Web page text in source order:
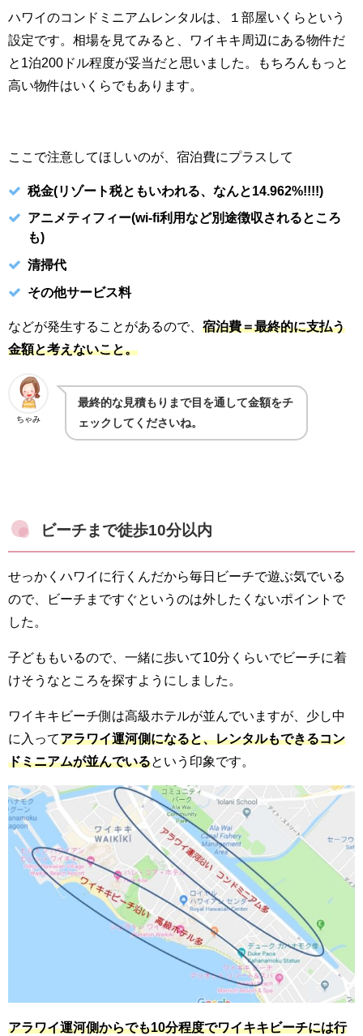
ハワイのコンドミニアムレンタルは、１部屋いくらという
設定です。相場を見てみると、ワイキキ周辺にある物件だ
と1泊200ドル程度が妥当だと思いました。もちろんもっと
高い物件はいくらでもあります。
ここで注意してほしいのが、宿泊費にプラスして
税金(リゾート税ともいわれる、なんと14.962%!!!!)
アニメティフィー(wi-fi利用など別途徴収されるところ
も)
清掃代
その他サービス料
などが発生することがあるので、 宿泊費＝最終的に支払う
金額と考えないこと。
ちゃみ
最終的な見積もりまで目を通して金額をチ
ェックしてくださいね。
ビーチまで徒歩10分以内
せっかくハワイに行くんだから毎日ビーチで遊ぶ気でいる
ので、ビーチまですぐというのは外したくないポイントで
した。
子どももいるので、一緒に歩いて10分くらいでビーチに着
けそうなところを探すようにしました。
ワイキキビーチ側は高級ホテルが並んでいますが、少し中
に入ってアラワイ運河側になると、レンタルもできるコン
ドミニアムが並んでいるという印象です。
アラワイ運河側からでも10分程度でワイキキビーチには行